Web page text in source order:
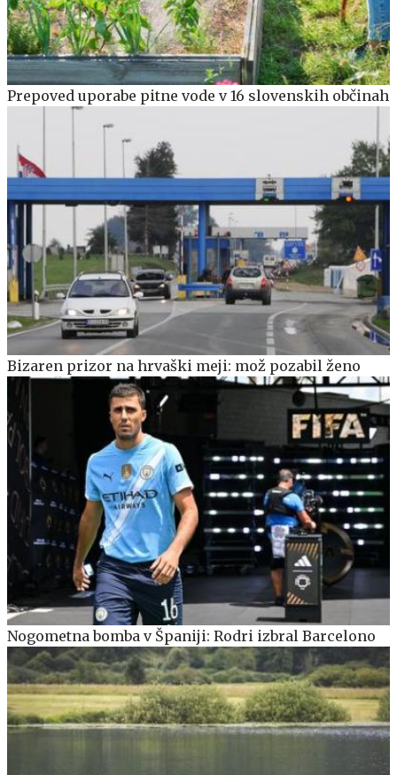
Prepoved uporabe pitne vode v 16 slovenskih občinah
Bizaren prizor na hrvaški meji: mož pozabil ženo
Nogometna bomba v Španiji: Rodri izbral Barcelono